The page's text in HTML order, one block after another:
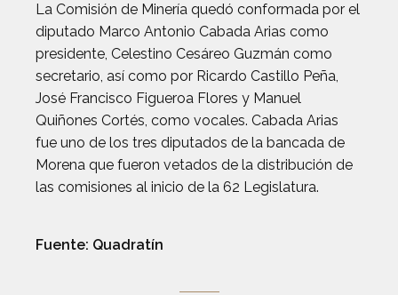
La Comisión de Minería quedó conformada por el
diputado Marco Antonio Cabada Arias como
presidente, Celestino Cesáreo Guzmán como
secretario, así como por Ricardo Castillo Peña,
José Francisco Figueroa Flores y Manuel
Quiñones Cortés, como vocales. Cabada Arias
fue uno de los tres diputados de la bancada de
Morena que fueron vetados de la distribución de
las comisiones al inicio de la 62 Legislatura.
Fuente: Quadratín